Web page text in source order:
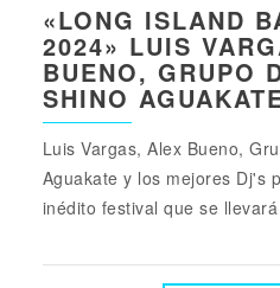
«LONG ISLAND
2024» LUIS
BUENO, GRUPO
SHINO
Luis Vargas, Alex Bueno,
Aguakate y los mejores Dj's
inédito festival que se